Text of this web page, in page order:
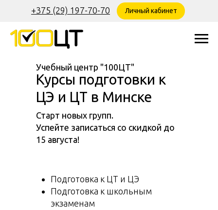
+375 (29) 197-70-70 Личный кабинет
Старт новых групп.
Успейте записаться со скидкой до
15 августа!
Учебный центр "100ЦТ"
Курсы подготовки к
ЦЭ и ЦТ в Минске
Подготовка к ЦТ и ЦЭ
Подготовка к школьным
экзаменам